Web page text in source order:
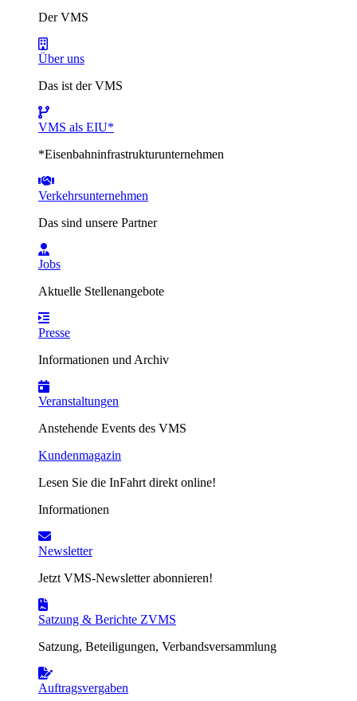
Der VMS
Über uns
Das ist der VMS
VMS als EIU*
*Eisenbahninfrastrukturunternehmen
Verkehrsunternehmen
Das sind unsere Partner
Jobs
Aktuelle Stellenangebote
Presse
Informationen und Archiv
Veranstaltungen
Anstehende Events des VMS
Kundenmagazin
Lesen Sie die InFahrt direkt online!
Informationen
Newsletter
Jetzt VMS-Newsletter abonnieren!
Satzung & Berichte ZVMS
Satzung, Beteiligungen, Verbandsversammlung
Auftragsvergaben